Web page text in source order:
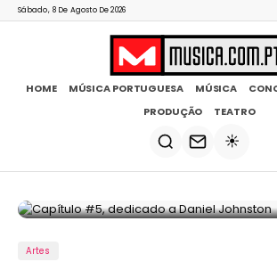
Sábado, 8 De Agosto De 2026
HOME MÚSICA PORTUGUESA MÚSICA
PRODUÇÃO
TEATRO
☀️
Artes